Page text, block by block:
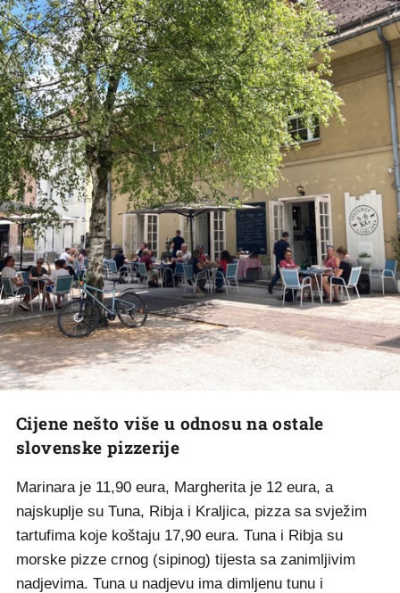
Cijene nešto više u odnosu na ostale
slovenske pizzerije
Marinara je 11,90 eura, Margherita je 12 eura, a
najskuplje su Tuna, Ribja i Kraljica, pizza sa svježim
tartufima koje koštaju 17,90 eura. Tuna i Ribja su
morske pizze crnog (sipinog) tijesta sa zanimljivim
nadjevima. Tuna u nadjevu ima dimljenu tunu i